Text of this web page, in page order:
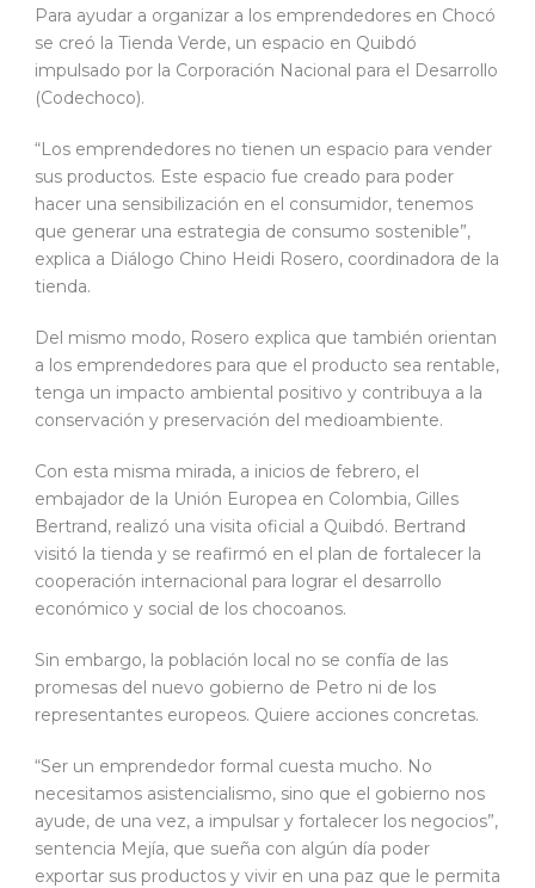
Para ayudar a organizar a los emprendedores en Chocó
se creó la Tienda Verde, un espacio en Quibdó
impulsado por la Corporación Nacional para el Desarrollo
(Codechoco).
“Los emprendedores no tienen un espacio para vender
sus productos. Este espacio fue creado para poder
hacer una sensibilización en el consumidor, tenemos
que generar una estrategia de consumo sostenible”,
explica a Diálogo Chino Heidi Rosero, coordinadora de la
tienda.
Del mismo modo, Rosero explica que también orientan
a los emprendedores para que el producto sea rentable,
tenga un impacto ambiental positivo y contribuya a la
conservación y preservación del medioambiente.
Con esta misma mirada, a inicios de febrero, el
embajador de la Unión Europea en Colombia, Gilles
Bertrand, realizó una visita oficial a Quibdó. Bertrand
visitó la tienda y se reafirmó en el plan de fortalecer la
cooperación internacional para lograr el desarrollo
económico y social de los chocoanos.
Sin embargo, la población local no se confía de las
promesas del nuevo gobierno de Petro ni de los
representantes europeos. Quiere acciones concretas.
“Ser un emprendedor formal cuesta mucho. No
necesitamos asistencialismo, sino que el gobierno nos
ayude, de una vez, a impulsar y fortalecer los negocios”,
sentencia Mejía, que sueña con algún día poder
exportar sus productos y vivir en una paz que le permita